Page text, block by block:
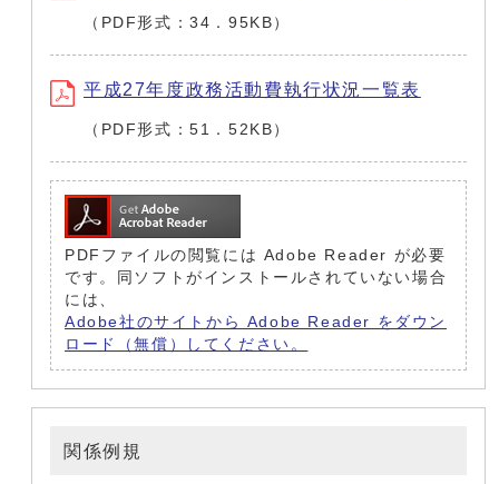
（PDF形式：34．95KB）
平成27年度政務活動費執行状況一覧表
（PDF形式：51．52KB）
PDFファイルの閲覧には Adobe Reader が必要
です。同ソフトがインストールされていない場合
には、
Adobe社のサイトから Adobe Reader をダウン
ロード（無償）してください。
関係例規